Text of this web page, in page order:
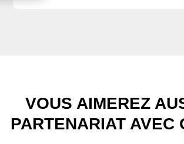
VOUS AIMEREZ
PARTENARIAT AVEC